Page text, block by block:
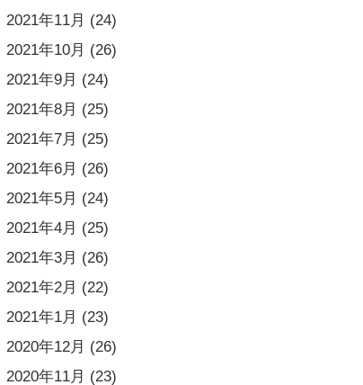
2021年11月 (24)
2021年10月 (26)
2021年9月 (24)
2021年8月 (25)
2021年7月 (25)
2021年6月 (26)
2021年5月 (24)
2021年4月 (25)
2021年3月 (26)
2021年2月 (22)
2021年1月 (23)
2020年12月 (26)
2020年11月 (23)